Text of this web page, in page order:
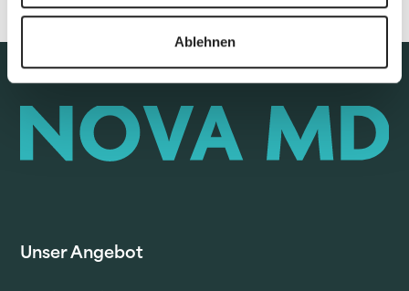
Ablehnen
Unser Angebot